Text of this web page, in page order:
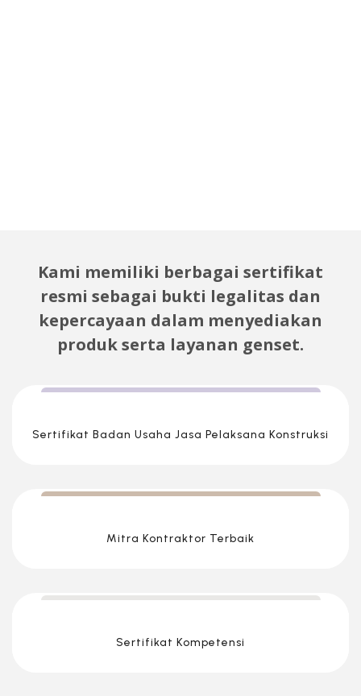
Kami memiliki berbagai sertifikat
resmi sebagai bukti legalitas dan
kepercayaan dalam menyediakan
produk serta layanan genset.
Sertifikat Badan Usaha Jasa Pelaksana Konstruksi
Mitra Kontraktor Terbaik
Sertifikat Kompetensi